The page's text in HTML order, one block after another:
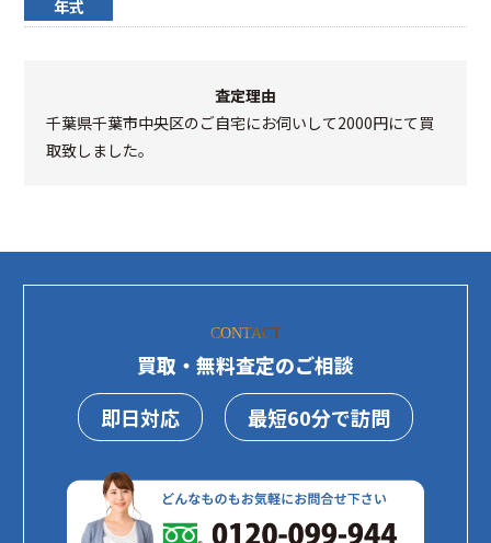
年式
査定理由
千葉県千葉市中央区のご自宅にお伺いして2000円にて買
取致しました。
CONTACT
買取・無料査定のご相談
即日対応
最短60分で訪問